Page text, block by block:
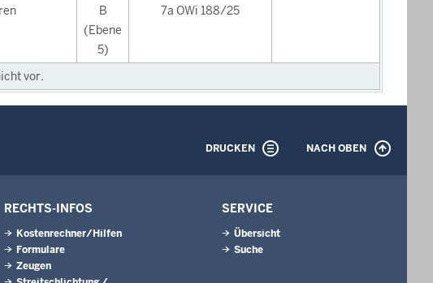
B
(Ebene
5)
7a OWi 188/25
vor.
DRUCKEN NACH OBEN
RECHTS-INFOS
Kostenrechner/Hilfen
Formulare
Zeugen
SERVICE
Übersicht
Suche